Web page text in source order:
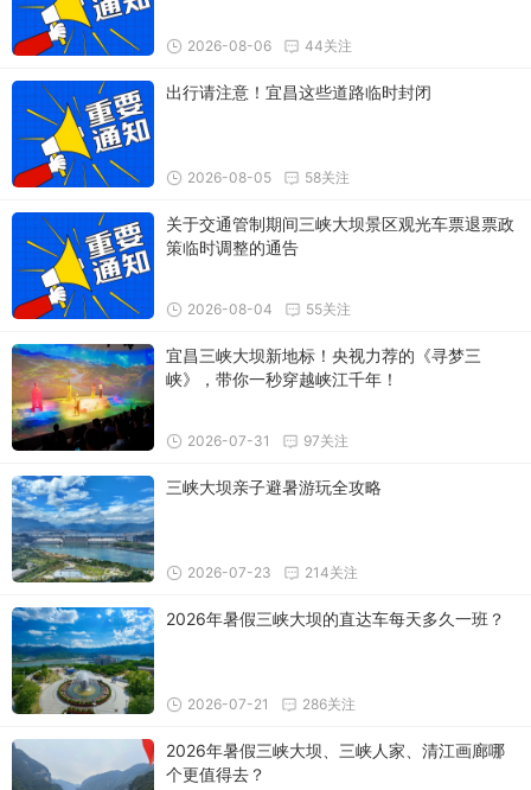
44关注
2026-08-06
出行请注意！宜昌这些道路临时封闭
58关注
2026-08-05
关于交通管制期间三峡大坝景区观光车票退票政
策临时调整的通告
55关注
2026-08-04
宜昌三峡大坝新地标！央视力荐的《寻梦三
峡》，带你一秒穿越峡江千年！
97关注
2026-07-31
三峡大坝亲子避暑游玩全攻略
214关注
2026-07-23
2026年暑假三峡大坝的直达车每天多久一班？
286关注
2026-07-21
2026年暑假三峡大坝、三峡人家、清江画廊哪
个更值得去？